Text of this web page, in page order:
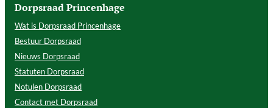
Dorpsraad Princenhage
Wat is Dorpsraad Princenhage
Bestuur Dorpsraad
Nieuws Dorpsraad
Statuten Dorpsraad
Notulen Dorpsraad
Contact met Dorpsraad